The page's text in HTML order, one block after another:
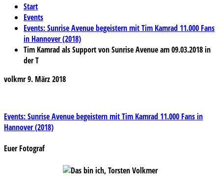
Start
Events
Events: Sunrise Avenue begeistern mit Tim Kamrad 11.000 Fans
in Hannover (2018)
Tim Kamrad als Support von Sunrise Avenue am 09.03.2018 in
der T
volkmr9. März 2018
Beitragsnavigation
Events: Sunrise Avenue begeistern mit Tim Kamrad 11.000 Fans in
Hannover (2018)
Euer Fotograf